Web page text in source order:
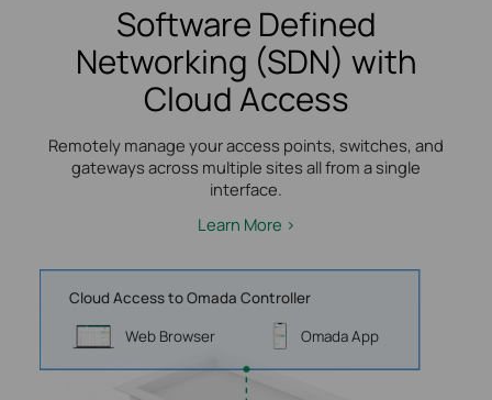
Software Defined
Networking (SDN) with
Cloud Access
Remotely manage your access points, switches, and
gateways across multiple sites all from a single
interface.
Learn More >
Cloud Access to Omada Controller
Web Browser
Omada App